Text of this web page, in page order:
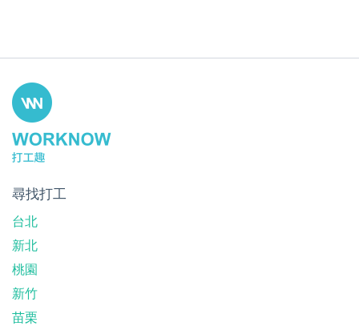
尋找打工
台北
新北
桃園
新竹
苗栗